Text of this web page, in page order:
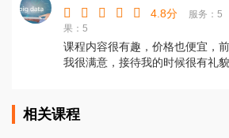
4.8分
服务：5
果：5
课程内容很有趣，价格也便宜，
我很满意，接待我的时候很有礼貌
相关课程